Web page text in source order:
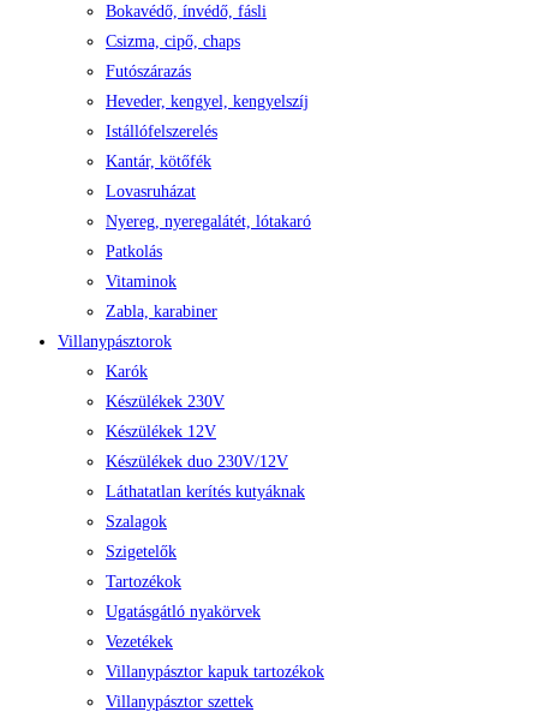
Bokavédő, ínvédő, fásli
Csizma, cipő, chaps
Futószárazás
Heveder, kengyel, kengyelszíj
Istállófelszerelés
Kantár, kötőfék
Lovasruházat
Nyereg, nyeregalátét, lótakaró
Patkolás
Vitaminok
Zabla, karabiner
Villanypásztorok
Karók
Készülékek 230V
Készülékek 12V
Készülékek duo 230V/12V
Láthatatlan kerítés kutyáknak
Szalagok
Szigetelők
Tartozékok
Ugatásgátló nyakörvek
Vezetékek
Villanypásztor kapuk tartozékok
Villanypásztor szettek